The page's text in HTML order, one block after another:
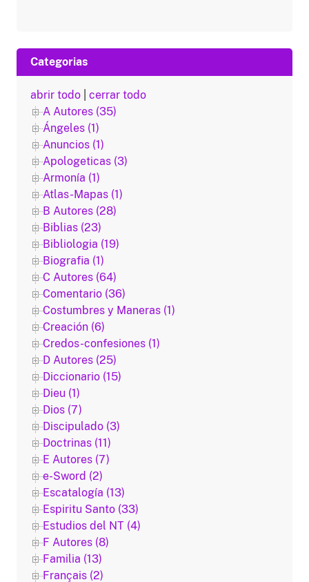
Categorias
abrir todo
cerrar todo
A Autores (35)
Ángeles (1)
Anuncios (1)
Apologeticas (3)
Armonía (1)
Atlas-Mapas (1)
B Autores (28)
Biblias (23)
Bibliologia (19)
Biografia (1)
C Autores (64)
Comentario (36)
Costumbres y Maneras (1)
Creación (6)
Credos-confesiones (1)
D Autores (25)
Diccionario (15)
Dieu (1)
Dios (7)
Discipulado (3)
Doctrinas (11)
E Autores (7)
e-Sword (2)
Escatalogía (13)
Espiritu Santo (33)
Estudios del NT (4)
F Autores (8)
Familia (13)
Français (2)